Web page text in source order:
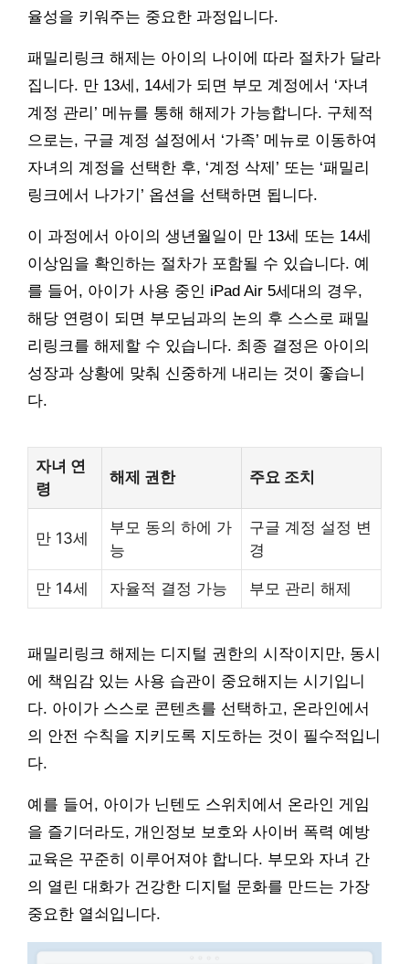
율성을 키워주는 중요한 과정입니다.
패밀리링크 해제는 아이의 나이에 따라 절차가 달라
집니다. 만 13세, 14세가 되면 부모 계정에서 ‘자녀
계정 관리’ 메뉴를 통해 해제가 가능합니다. 구체적
으로는, 구글 계정 설정에서 ‘가족’ 메뉴로 이동하여
자녀의 계정을 선택한 후, ‘계정 삭제’ 또는 ‘패밀리
링크에서 나가기’ 옵션을 선택하면 됩니다.
이 과정에서 아이의 생년월일이 만 13세 또는 14세
이상임을 확인하는 절차가 포함될 수 있습니다. 예
를 들어, 아이가 사용 중인 iPad Air 5세대의 경우,
해당 연령이 되면 부모님과의 논의 후 스스로 패밀
리링크를 해제할 수 있습니다. 최종 결정은 아이의
성장과 상황에 맞춰 신중하게 내리는 것이 좋습니
다.
자녀 연
령
해제 권한 주요 조치
만 13세
부모 동의 하에 가
능
구글 계정 설정 변
경
만 14세 자율적 결정 가능 부모 관리 해제
패밀리링크 해제는 디지털 권한의 시작이지만, 동시
에 책임감 있는 사용 습관이 중요해지는 시기입니
다. 아이가 스스로 콘텐츠를 선택하고, 온라인에서
의 안전 수칙을 지키도록 지도하는 것이 필수적입니
다.
예를 들어, 아이가 닌텐도 스위치에서 온라인 게임
을 즐기더라도, 개인정보 보호와 사이버 폭력 예방
교육은 꾸준히 이루어져야 합니다. 부모와 자녀 간
의 열린 대화가 건강한 디지털 문화를 만드는 가장
중요한 열쇠입니다.